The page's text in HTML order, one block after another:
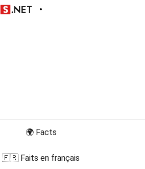
🌍 Facts
🇫🇷 Faits en français